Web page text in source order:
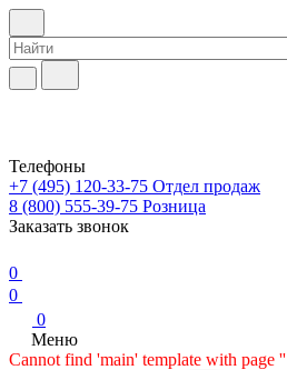
Телефоны
+7 (495) 120-33-75 Отдел продаж
8 (800) 555-39-75 Розница
Заказать звонок
0
0
0
Меню
Cannot find 'main' template with page ''